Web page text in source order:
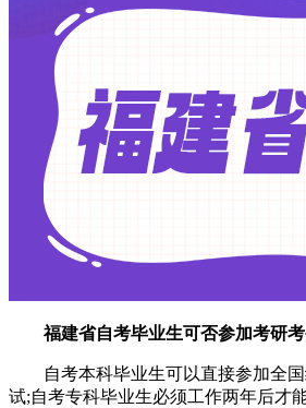
福建省自考毕业生可否参加考研
自考本科毕业生可以直接参加全国
试;自考专科毕业生必须工作两年后才